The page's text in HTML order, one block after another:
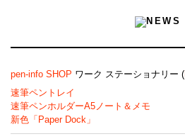
pen-info SHOP ワーク ステーショナリー (
速筆ペントレイ
速筆ペンホルダーA5ノート＆メモ
新色「Paper Dock」